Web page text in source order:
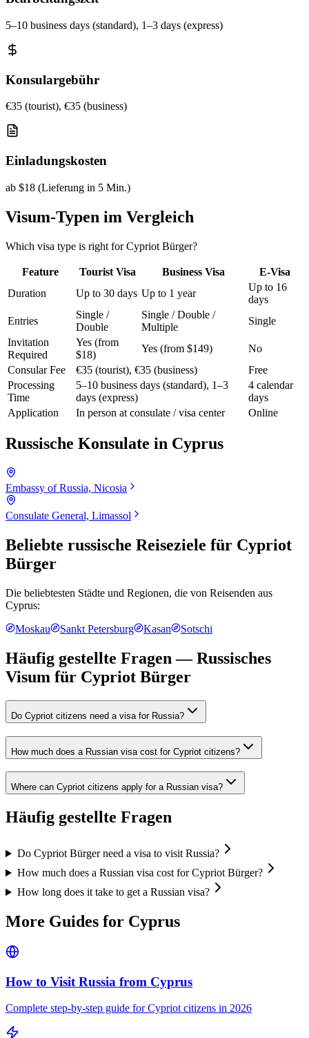
5–10 business days (standard), 1–3 days (express)
Konsulargebühr
€35 (tourist), €35 (business)
Einladungskosten
ab $18 (Lieferung in 5 Min.)
Visum-Typen im Vergleich
Which visa type is right for Cypriot Bürger?
Feature Tourist Visa Business Visa
E-Visa
Duration
Up to 30 days Up to 1 year
Up to 16
days
Entries
Single /
Double
Single / Double /
Multiple
Single
Invitation
Required
Yes (from
$18)
Yes (from $149)
No
Consular Fee
€35 (tourist), €35 (business)
Free
Processing
Time
5–10 business days (standard), 1–3
days (express)
4 calendar
days
Application
In person at consulate / visa center Online
Russische Konsulate in Cyprus
Embassy of Russia, Nicosia
Consulate General, Limassol
Beliebte russische Reiseziele für Cypriot
Bürger
Die beliebtesten Städte und Regionen, die von Reisenden aus
Cyprus:
Moskau
Sankt Petersburg Kasan Sotschi
Häufig gestellte Fragen — Russisches
Visum für Cypriot Bürger
Do Cypriot citizens need a visa for Russia?
How much does a Russian visa cost for Cypriot citizens?
Where can Cypriot citizens apply for a Russian visa?
Häufig gestellte Fragen
Do Cypriot Bürger need a visa to visit Russia?
How much does a Russian visa cost for Cypriot Bürger?
How long does it take to get a Russian visa?
More Guides for Cyprus
How to Visit Russia from Cyprus
Complete step-by-step guide forCypriotcitizens in 2026